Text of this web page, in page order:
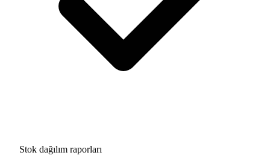
Stok dağılım raporları